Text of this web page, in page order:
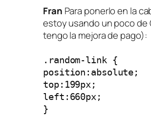
Fran Para ponerlo en la
estoy usando un poco de
tengo la mejora de pago):
.random-link {
position:absolute;
top:199px;
left:660px;
}